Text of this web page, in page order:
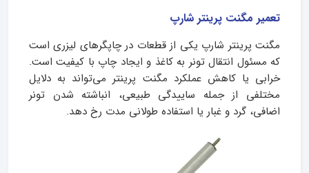
تعمیر مگنت پرینتر شارپ
مگنت پرینتر شارپ یکی از قطعات در چاپگرهای لیزری است
که مسئول انتقال تونر به کاغذ و ایجاد چاپ با کیفیت است.
خرابی یا کاهش عملکرد مگنت پرینتر می‌تواند به دلایل
مختلفی از جمله ساییدگی طبیعی، انباشته شدن تونر
اضافی، گرد و غبار یا استفاده طولانی مدت رخ دهد.